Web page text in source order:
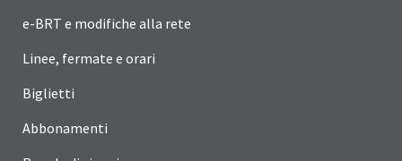
e-BRT e modifiche alla rete
Linee, fermate e orari
Biglietti
Abbonamenti